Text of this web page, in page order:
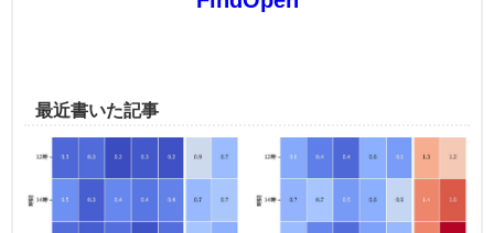
最近書いた記事